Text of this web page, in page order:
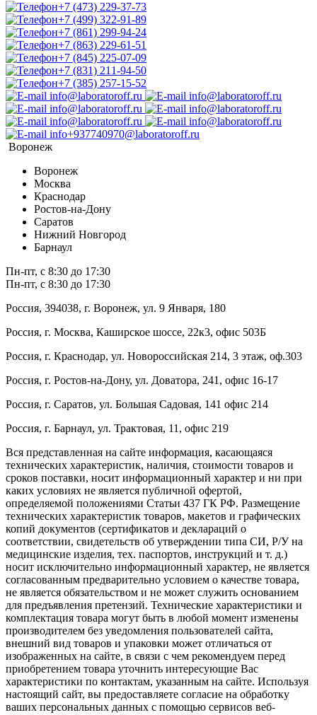
+7 (473) 229-37-73
+7 (499) 322-91-89
+7 (861) 299-94-24
+7 (863) 229-61-51
+7 (845) 225-07-09
+7 (831) 211-94-50
+7 (385) 257-15-52
info@laboratoroff.ru
info@laboratoroff.ru
info@laboratoroff.ru
info@laboratoroff.ru
info@laboratoroff.ru
info@laboratoroff.ru
info+937740970@laboratoroff.ru
Воронеж
Воронеж
Москва
Краснодар
Ростов-на-Дону
Саратов
Нижний Новгород
Барнаул
Пн-пт, с 8:30 до 17:30
Пн-пт, с 8:30 до 17:30
Россия, 394038, г. Воронеж, ул. 9 Января, 180
Россия, г. Москва, Каширское шоссе, 22к3, офис 503Б
Россия, г. Краснодар, ул. Новороссийская 214, 3 этаж, оф.303
Россия, г. Ростов-на-Дону, ул. Доватора, 241, офис 16-17
Россия, г. Саратов, ул. Большая Садовая, 141 офис 214
Россия, г. Барнаул, ул. Трактовая, 11, офис 219
Вся представленная на сайте информация, касающаяся
технических характеристик, наличия, стоимости товаров и
сроков поставки, носит информационный характер и ни при
каких условиях не является публичной офертой,
определяемой положениями Статьи 437 ГК РФ. Размещение
технических характеристик товаров, макетов и графических
копий документов (сертификатов и деклараций о
соответствии, свидетельств об утверждении типа СИ, Р/У на
медицинские изделия, тех. паспортов, инструкций и т. д.)
носит исключительно информационный характер, не является
согласованным предварительно условием о качестве товара,
не является обязательством и не может служить основанием
для предъявления претензий. Технические характеристики и
комплектация товара могут быть в любой момент изменены
производителем без уведомления пользователей сайта,
внешний вид товаров и упаковки может отличаться от
изображенных на сайте, в связи с чем рекомендуем перед
приобретением товара уточнить интересующие Вас
характеристики по контактам, указанным на сайте. Используя
настоящий сайт, вы предоставляете согласие на обработку
ваших персональных данных с помощью сервисов веб-